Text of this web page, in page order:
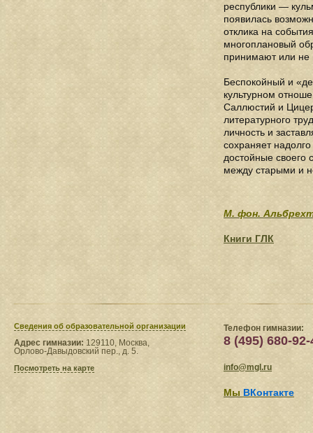
республики —
появилась
отклика на
многоплановый
принимают или не
Беспокойный и
культурном
Саллюстий и
литературного
личность и
сохраняет
достойные своего
между старыми и
М. фон.
Книги ГЛК
Сведения​ об образовательной организации
Адрес гимназии: 129110, Москва,
Орлово-Давыдовский пер., д. 5.
Посмотреть на карте
Телефон гимназии:
8 (495) 680-92-
info@mgl.ru
Мы ВКонтакте